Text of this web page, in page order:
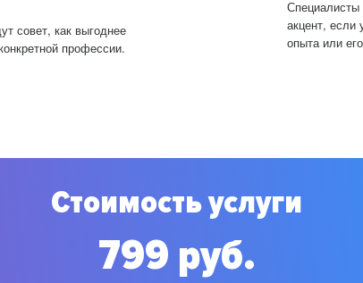
совет, как выгоднее
профессии.
Специалисты
акцент, если
опыта или
Стоимость услуги
799 руб.